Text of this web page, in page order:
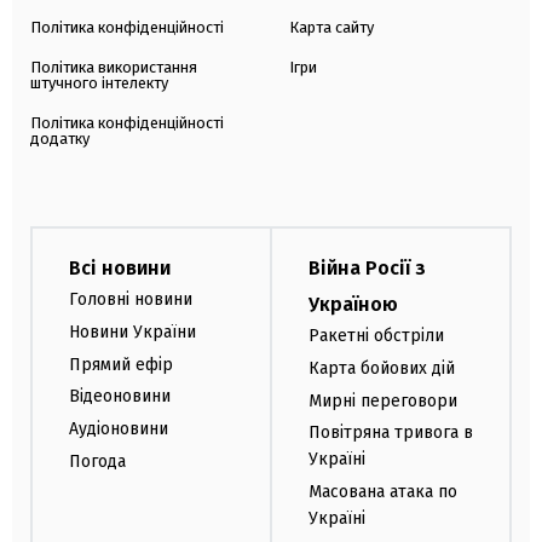
Політика конфіденційності
Політика використання
штучного інтелекту
Політика конфіденційності
додатку
Карта сайту
Ігри
Всі новини
Головні новини
Новини України
Прямий ефір
Відеоновини
Аудіоновини
Погода
Війна Росії з
Україною
Ракетні обстріли
Карта бойових дій
Мирні переговори
Повітряна тривога в
Україні
Масована атака по
Україні